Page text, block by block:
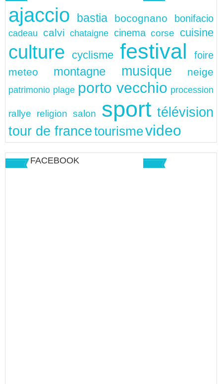
ajaccio bastia bocognano bonifacio
cadeau calvi chataigne cinema corse cuisine
culture cyclisme festival foire
meteo montagne musique neige
patrimonio plage porto vecchio procession
rallye religion salon sport télévision
tour de francetourismevideo
FACEBOOK